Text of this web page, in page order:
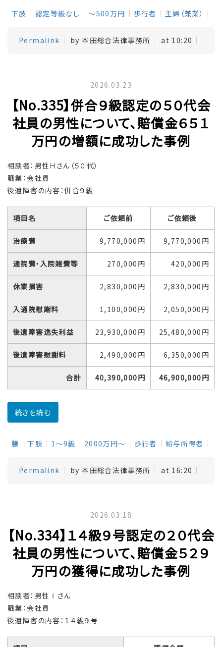
下肢 認定等級なし ～500万円 歩行者 主婦（兼業）
Permalink by 本田総合法律事務所 at 10:20
2026.03.23
【No.335】併合９級認定の５０代会
社員の男性について、賠償金６５１
万円の増額に成功した事例
相談者：男性Ｈさん（５０代）
職業：会社員
後遺障害の内容：併合９級
項目名 ご依頼前 ご依頼後
治療費 9,770,000円 9,770,000円
通院費・入院雑費等 270,000円 420,000円
休業損害 2,830,000円 2,830,000円
入通院慰謝料 1,100,000円 2,050,000円
後遺障害逸失利益 23,930,000円 25,480,000円
後遺障害慰謝料 2,490,000円 6,350,000円
合計 40,390,000円 46,900,000円
続きを読む
腰 下肢 1～9級 2000万円～ 歩行者 給与所得者
Permalink by 本田総合法律事務所 at 16:20
2026.03.18
【No.334】１４級９号認定の２０代会
社員の男性について、賠償金５２９
万円の獲得に成功した事例
相談者：男性Ⅰさん
職業：会社員
後遺障害の内容：１４級９号